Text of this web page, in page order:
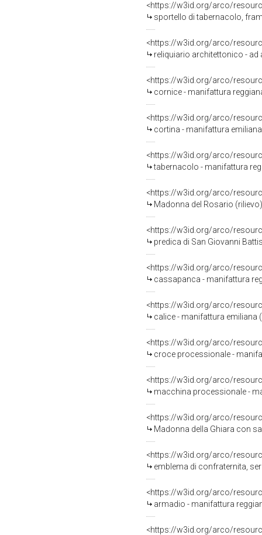
<https://w3id.org/arco/
sportello di tabernacolo,
<https://w3id.org/arco/
reliquiario architettonico - ad
<https://w3id.org/arco/
cornice - manifattura
<https://w3id.org/arco/
cortina - manifattura
<https://w3id.org/arco/
tabernacolo - manifattura
<https://w3id.org/arco/
Madonna del Rosario
<https://w3id.org/arco/
predica di San Giovanni
<https://w3id.org/arco/
cassapanca - manifattura
<https://w3id.org/arco/
calice - manifattura emiliana
<https://w3id.org/arco/
croce processionale -
<https://w3id.org/arco/
macchina processionale -
<https://w3id.org/arco/
Madonna della Ghiara con
<https://w3id.org/arco/
emblema di confraternita,
<https://w3id.org/arco/
armadio - manifattura
<https://w3id.org/arco/